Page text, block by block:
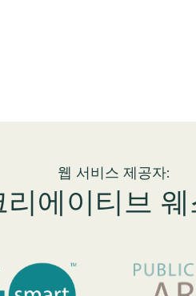
웹 서비스 제공자:
리에이티브